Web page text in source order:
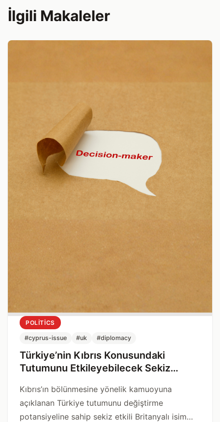
İlgili Makaleler
POLITICS
#cyprus-issue #uk #diplomacy
Türkiye’nin Kıbrıs Konusundaki
Tutumunu Etkileyebilecek Sekiz
Kıbrıs’ın bölünmesine yönelik kamuoyuna
açıklanan Türkiye tutumunu değiştirme
potansiyeline sahip sekiz etkili Britanyalı isim